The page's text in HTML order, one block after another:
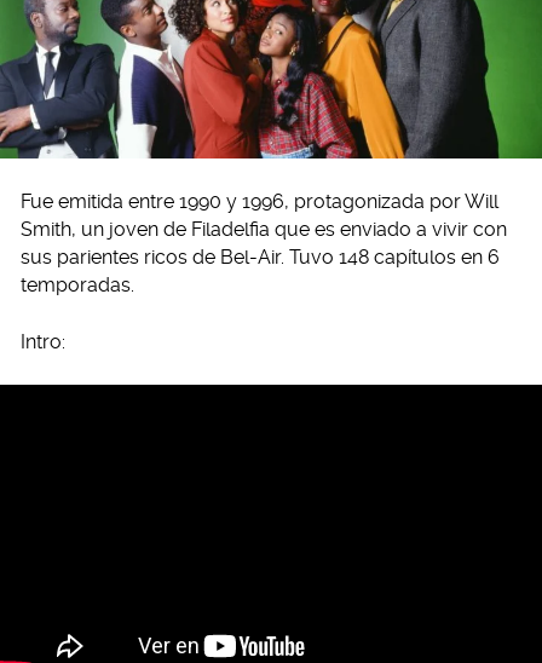
Fue emitida entre 1990 y 1996, protagonizada por Will
Smith, un joven de Filadelfia que es enviado a vivir con
sus parientes ricos de Bel-Air. Tuvo 148 capítulos en 6
temporadas.
Intro: